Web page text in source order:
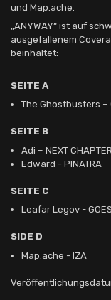
und Map.ache.
„ANYWAY“ ist auf
ausgefallenem
beinhaltet:
SEITE A
The Ghostbusters –
SEITE B
Adi – NEXT CHAPTER
Edward - PINATRA
SEITE C
Leafar Legov - GOES
SIDE D
Map.ache - IZA